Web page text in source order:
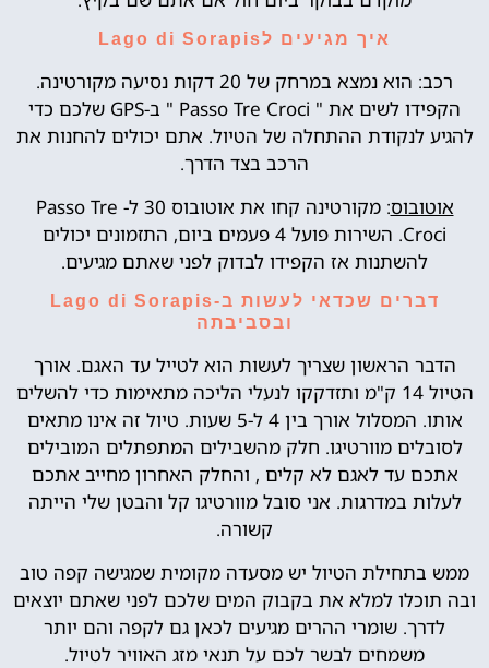
איך מגיעים לLago di Sorapis
רכב: הוא נמצא במרחק של 20 דקות נסיעה מקורטינה.
הקפידו לשים את " Passo Tre Croci " ב-GPS שלכם כדי
להגיע לנקודת ההתחלה של הטיול. אתם יכולים להחנות את
הרכב בצד הדרך.
אוטובוס
: מקורטינה קחו את אוטובוס 30 ל- Passo Tre
Croci. השירות פועל 4 פעמים ביום, התזמונים יכולים
להשתנות אז הקפידו לבדוק לפני שאתם מגיעים.
דברים שכדאי לעשות ב-Lago di Sorapis
ובסביבתה
הדבר הראשון שצריך לעשות הוא לטייל עד האגם. אורך
הטיול 14 ק"מ ותזדקקו לנעלי הליכה מתאימות כדי להשלים
אותו. המסלול אורך בין 4 ל-5 שעות. טיול זה אינו מתאים
לסובלים מוורטיגו. חלק מהשבילים המתפתלים המובילים
אתכם עד לאגם לא קלים , והחלק האחרון מחייב אתכם
לעלות במדרגות. אני סובל מוורטיגו קל והבטן שלי הייתה
קשורה.
ממש בתחילת הטיול יש מסעדה מקומית שמגישה קפה טוב
ובה תוכלו למלא את בקבוק המים שלכם לפני שאתם יוצאים
לדרך. שומרי ההרים מגיעים לכאן גם לקפה והם יותר
משמחים לבשר לכם על תנאי מזג האוויר לטיול.